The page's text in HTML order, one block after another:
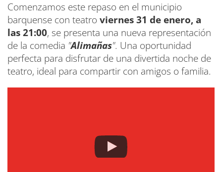
Comenzamos este repaso en el municipio
barquense con teatro viernes 31 de enero, a
las 21:00, se presenta una nueva representación
de la comedia "Alimañas". Una oportunidad
perfecta para disfrutar de una divertida noche de
teatro, ideal para compartir con amigos o familia.